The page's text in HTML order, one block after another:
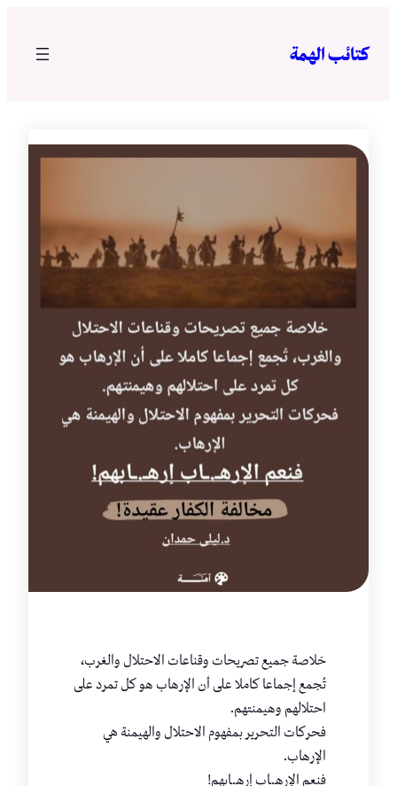
المحتوى
كتائب الهمة
خلاصة جميع تصريحات وقناعات الاحتلال والغرب،
تُجمع إجماعا كاملا على أن الإرهاب هو كل تمرد على
احتلالهم وهيمنتهم.
فحركات التحرير بمفهوم الاحتلال والهيمنة هي
الإرهاب.
فنعم الإرهـ.ـاب إرهـ.ـابهم!